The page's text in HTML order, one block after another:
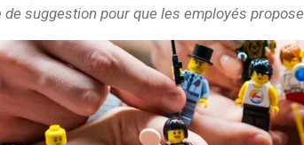
suggestion pour que les employés